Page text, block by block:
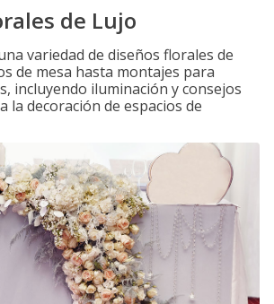
de Lujo
variedad de diseños florales de
de mesa hasta montajes para
incluyendo iluminación y consejos
la decoración de espacios de